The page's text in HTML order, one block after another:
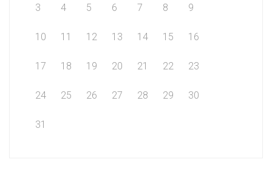
3 4 5 6 7 8 9
10 11 12 13 14 15 16
17 18 19 20 21 22 23
24 25 26 27 28 29 30
31